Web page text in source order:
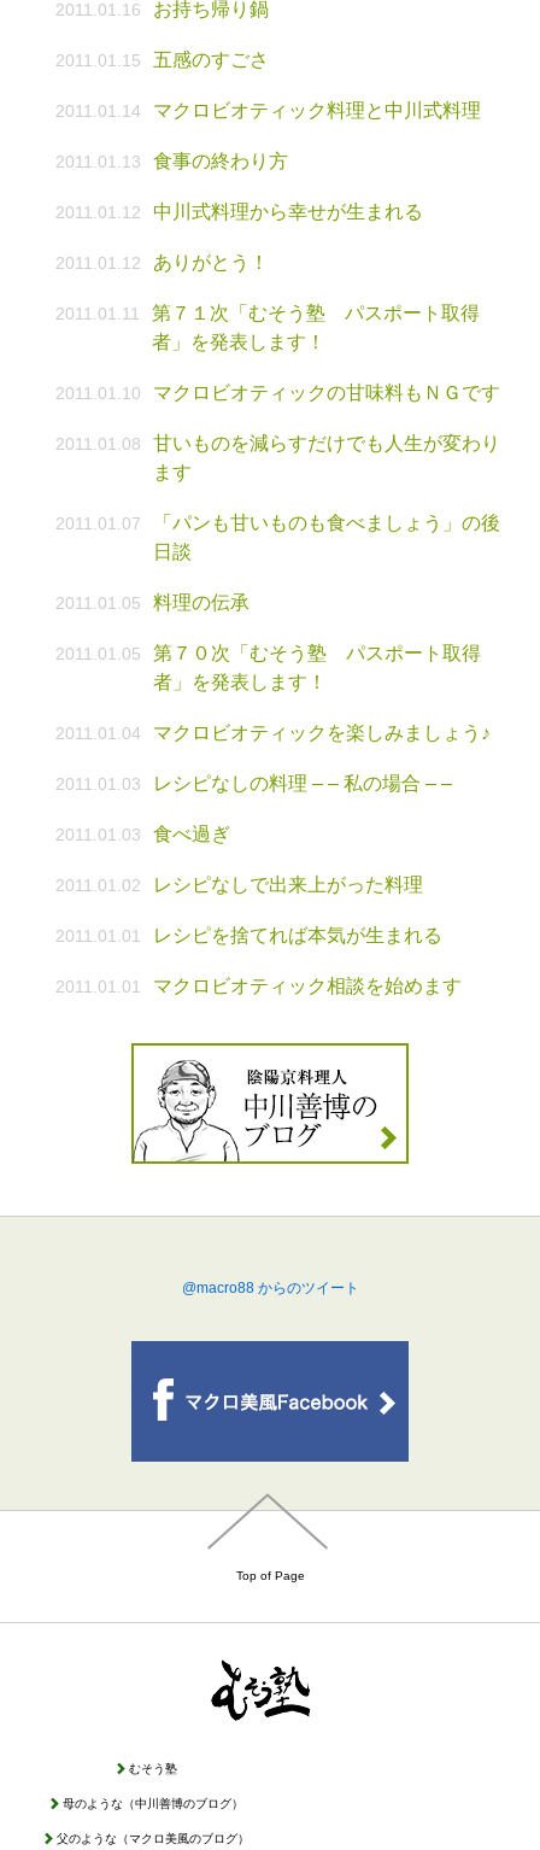
2011.01.16 お持ち帰り鍋
2011.01.15 五感のすごさ
2011.01.14 マクロビオティック料理と中川式料理
2011.01.13 食事の終わり方
2011.01.12 中川式料理から幸せが生まれる
2011.01.12 ありがとう！
2011.01.11
第７１次「むそう塾 パスポート取得
者」を発表します！
2011.01.10 マクロビオティックの甘味料もＮＧです
2011.01.08
甘いものを減らすだけでも人生が変わり
ます
2011.01.07
「パンも甘いものも食べましょう」の後
日談
2011.01.05 料理の伝承
2011.01.05
第７０次「むそう塾 パスポート取得
者」を発表します！
2011.01.04 マクロビオティックを楽しみましょう♪
2011.01.03 レシピなしの料理 – – 私の場合 – –
2011.01.03 食べ過ぎ
2011.01.02 レシピなしで出来上がった料理
2011.01.01 レシピを捨てれば本気が生まれる
2011.01.01 マクロビオティック相談を始めます
@macro88 からのツイート
Top of Page
むそう塾
母のような（中川善博のブログ）
父のような（マクロ美風のブログ）